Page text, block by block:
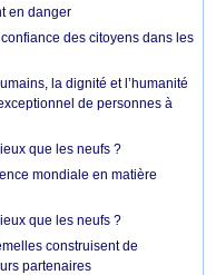
en danger
des citoyens dans les
la dignité et l’humanité
de personnes à
que les neufs ?
mondiale en matière
que les neufs ?
construisent de
partenaires